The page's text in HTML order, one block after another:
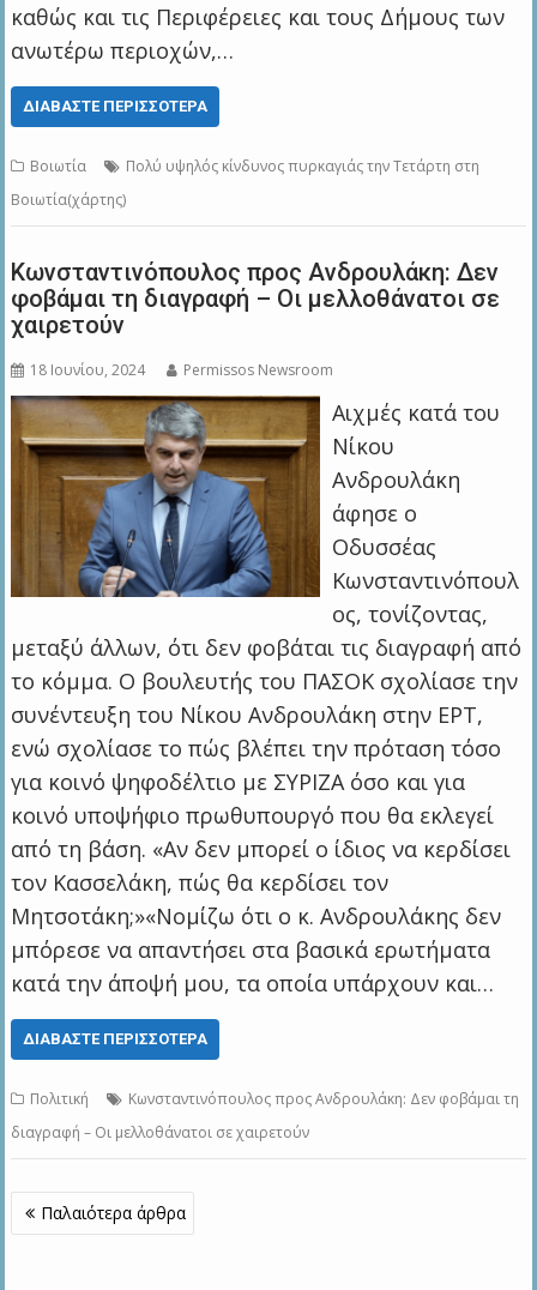
καθώς και τις Περιφέρειες και τους Δήμους των
ανωτέρω περιοχών,…
ΔΙΑΒΆΣΤΕ ΠΕΡΙΣΣΌΤΕΡΑ
Βοιωτία
Πολύ υψηλός κίνδυνος πυρκαγιάς την Τετάρτη στη
Βοιωτία(χάρτης)
Κωνσταντινόπουλος προς Ανδρουλάκη: Δεν
φοβάμαι τη διαγραφή – Οι μελλοθάνατοι σε
χαιρετούν
18 Ιουνίου, 2024 Permissos Newsroom
Αιχμές κατά του
Νίκου
Ανδρουλάκη
άφησε ο
Οδυσσέας
Κωνσταντινόπουλ
ος, τονίζοντας,
μεταξύ άλλων, ότι δεν φοβάται τις διαγραφή από
το κόμμα. Ο βουλευτής του ΠΑΣΟΚ σχολίασε την
συνέντευξη του Νίκου Ανδρουλάκη στην ΕΡΤ,
ενώ σχολίασε το πώς βλέπει την πρόταση τόσο
για κοινό ψηφοδέλτιο με ΣΥΡΙΖΑ όσο και για
κοινό υποψήφιο πρωθυπουργό που θα εκλεγεί
από τη βάση. «Αν δεν μπορεί ο ίδιος να κερδίσει
τον Κασσελάκη, πώς θα κερδίσει τον
Μητσοτάκη;»«Νομίζω ότι ο κ. Ανδρουλάκης δεν
μπόρεσε να απαντήσει στα βασικά ερωτήματα
κατά την άποψή μου, τα οποία υπάρχουν και…
ΔΙΑΒΆΣΤΕ ΠΕΡΙΣΣΌΤΕΡΑ
Πολιτική
Κωνσταντινόπουλος προς Ανδρουλάκη: Δεν φοβάμαι τη
διαγραφή – Οι μελλοθάνατοι σε χαιρετούν
Πλοήγηση
άρθρων
Παλαιότερα άρθρα